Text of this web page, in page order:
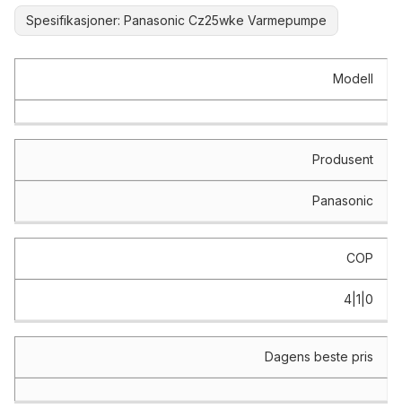
Spesifikasjoner: Panasonic Cz25wke Varmepumpe
Modell
Produsent
Panasonic
COP
4|1|0
Dagens beste pris